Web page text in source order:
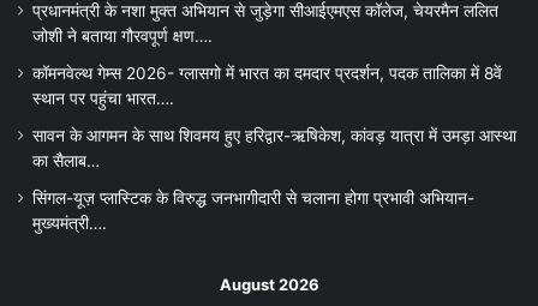
प्रधानमंत्री के नशा मुक्त अभियान से जुड़ेगा सीआईएमएस कॉलेज, चेयरमैन ललित
जोशी ने बताया गौरवपूर्ण क्षण….
कॉमनवेल्थ गेम्स 2026- ग्लासगो में भारत का दमदार प्रदर्शन, पदक तालिका में 8वें
स्थान पर पहुंचा भारत….
सावन के आगमन के साथ शिवमय हुए हरिद्वार-ऋषिकेश, कांवड़ यात्रा में उमड़ा आस्था
का सैलाब…
सिंगल-यूज़ प्लास्टिक के विरुद्ध जनभागीदारी से चलाना होगा प्रभावी अभियान-
मुख्यमंत्री….
August 2026